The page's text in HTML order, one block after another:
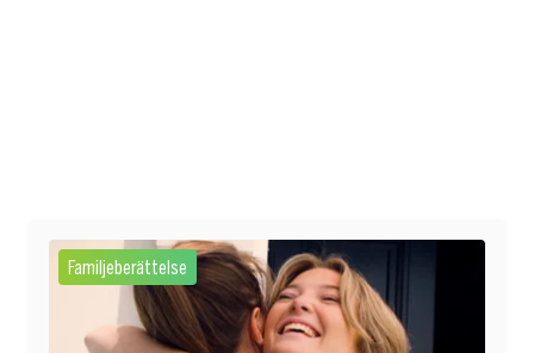
Familjeberättelse